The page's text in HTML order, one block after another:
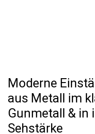
Moderne
aus Metall im
Gunmetall & in
Sehstärke